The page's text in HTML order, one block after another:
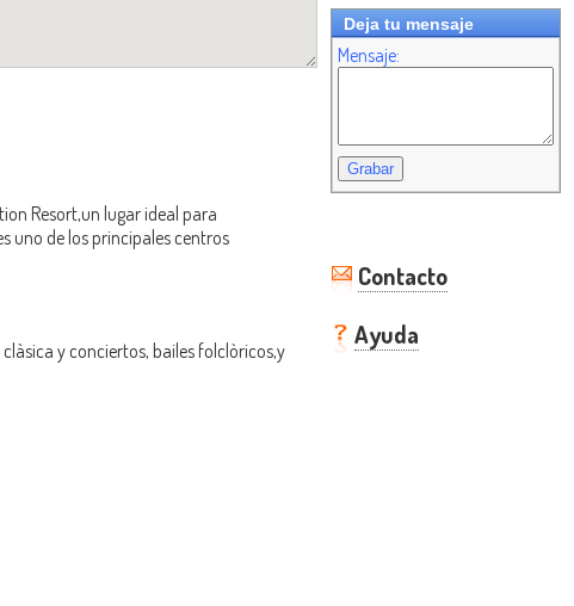
Resort,un lugar ideal para
uno de los principales centros
y conciertos, bailes folclòricos,y
Deja tu mensaje
Mensaje:
Contacto
Ayuda